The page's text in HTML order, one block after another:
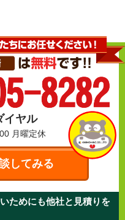
イヤル
月曜定休
してみる
ためにも他社と見積りを